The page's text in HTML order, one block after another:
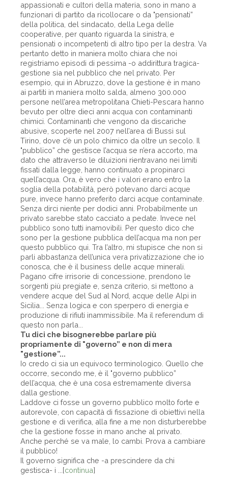
appassionati e cultori della materia, sono in mano a
funzionari di partito da ricollocare o da "pensionati”
della politica, del sindacato, della Lega delle
cooperative, per quanto riguarda la sinistra, e
pensionati o incompetenti di altro tipo per la destra. Va
pertanto detto in maniera molto chiara che noi
registriamo episodi di pessima -o addirittura tragica-
gestione sia nel pubblico che nel privato. Per
esempio, qui in Abruzzo, dove la gestione è in mano
ai partiti in maniera molto salda, almeno 300.000
persone nell’area metropolitana Chieti-Pescara hanno
bevuto per oltre dieci anni acqua con contaminanti
chimici. Contaminanti che vengono da discariche
abusive, scoperte nel 2007 nell’area di Bussi sul
Tirino, dove c’è un polo chimico da oltre un secolo. Il
"pubblico” che gestisce l’acqua se n’era accorto, ma
dato che attraverso le diluizioni rientravano nei limiti
fissati dalla legge, hanno continuato a propinarci
quell’acqua. Ora, è vero che i valori erano entro la
soglia della potabilità, però potevano darci acque
pure, invece hanno preferito darci acque contaminate.
Senza dirci niente per dodici anni. Probabilmente un
privato sarebbe stato cacciato a pedate. Invece nel
pubblico sono tutti inamovibili. Per questo dico che
sono per la gestione pubblica dell’acqua ma non per
questo pubblico qui. Tra l’altro, mi stupisce che non si
parli abbastanza dell’unica vera privatizzazione che io
conosca, che è il business delle acque minerali.
Pagano cifre irrisorie di concessione, prendono le
sorgenti più pregiate e, senza criterio, si mettono a
vendere acque del Sud al Nord, acque delle Alpi in
Sicilia... Senza logica e con sperpero di energia e
produzione di rifiuti inammissibile. Ma il referendum di
questo non parla...
Tu dici che bisognerebbe parlare più
propriamente di "governo” e non di mera
"gestione”...
Io credo ci sia un equivoco terminologico. Quello che
occorre, secondo me, è il "governo pubblico”
dell’acqua, che è una cosa estremamente diversa
dalla gestione.
Laddove ci fosse un governo pubblico molto forte e
autorevole, con capacità di fissazione di obiettivi nella
gestione e di verifica, alla fine a me non disturberebbe
che la gestione fosse in mano anche al privato.
Anche perché se va male, lo cambi. Prova a cambiare
il pubblico!
Il governo significa che -a prescindere da chi
gestisca- i ...[continua]